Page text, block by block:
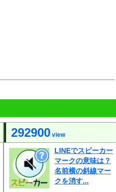
292900 view
LINEでスピーカー
マークの意味は？
名前横の斜線マー
クを消す...